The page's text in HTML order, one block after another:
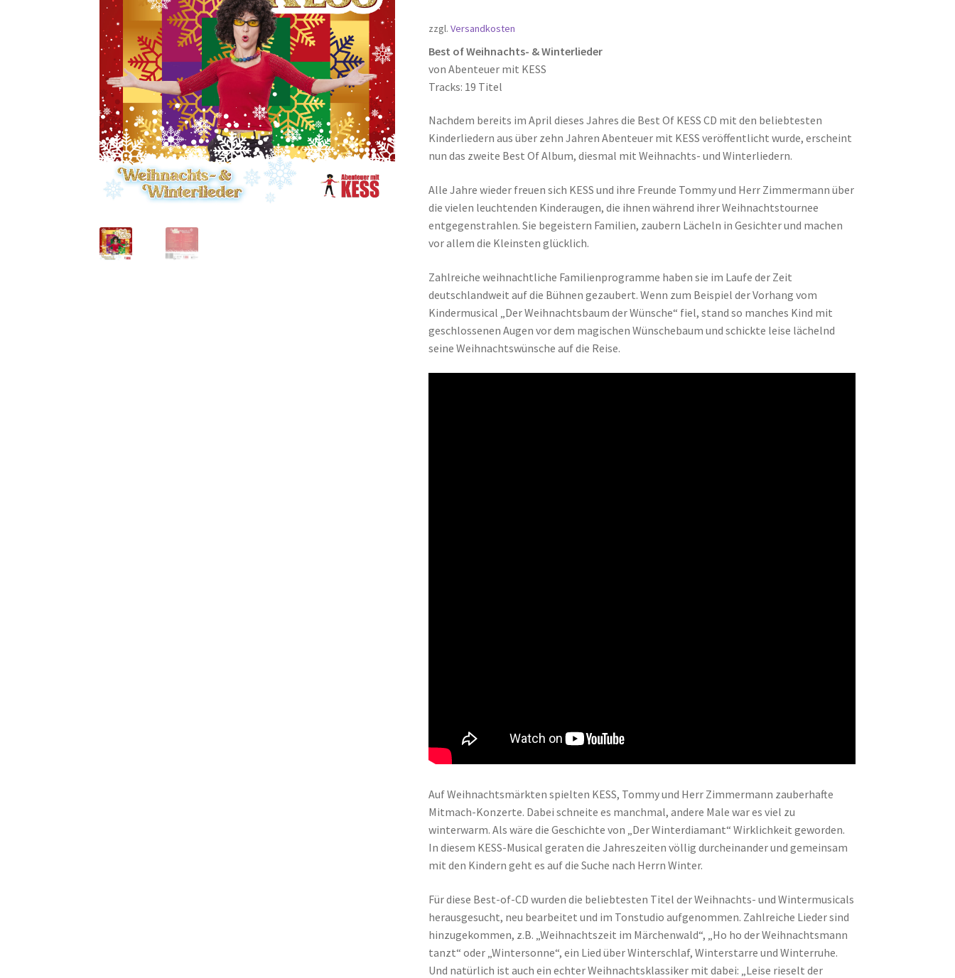
zzgl. Versandkosten
Best of Weihnachts- & Winterlieder
von Abenteuer mit KESS
Tracks: 19 Titel
Nachdem bereits im April dieses Jahres die Best Of KESS CD mit den beliebtesten
Kinderliedern aus über zehn Jahren Abenteuer mit KESS veröffentlicht wurde, erscheint
nun das zweite Best Of Album, diesmal mit Weihnachts- und Winterliedern.
Alle Jahre wieder freuen sich KESS und ihre Freunde Tommy und Herr Zimmermann über
die vielen leuchtenden Kinderaugen, die ihnen während ihrer Weihnachtstournee
entgegenstrahlen. Sie begeistern Familien, zaubern Lächeln in Gesichter und machen
vor allem die Kleinsten glücklich.
Zahlreiche weihnachtliche Familienprogramme haben sie im Laufe der Zeit
deutschlandweit auf die Bühnen gezaubert. Wenn zum Beispiel der Vorhang vom
Kindermusical „Der Weihnachtsbaum der Wünsche“ fiel, stand so manches Kind mit
geschlossenen Augen vor dem magischen Wünschebaum und schickte leise lächelnd
seine Weihnachtswünsche auf die Reise.
Auf Weihnachtsmärkten spielten KESS, Tommy und Herr Zimmermann zauberhafte
Mitmach-Konzerte. Dabei schneite es manchmal, andere Male war es viel zu
winterwarm. Als wäre die Geschichte von „Der Winterdiamant“ Wirklichkeit geworden.
In diesem KESS-Musical geraten die Jahreszeiten völlig durcheinander und gemeinsam
mit den Kindern geht es auf die Suche nach Herrn Winter.
Für diese Best-of-CD wurden die beliebtesten Titel der Weihnachts- und Wintermusicals
herausgesucht, neu bearbeitet und im Tonstudio aufgenommen. Zahlreiche Lieder sind
hinzugekommen, z.B. „Weihnachtszeit im Märchenwald“, „Ho ho der Weihnachtsmann
tanzt“ oder „Wintersonne“, ein Lied über Winterschlaf, Winterstarre und Winterruhe.
Und natürlich ist auch ein echter Weihnachtsklassiker mit dabei: „Leise rieselt der